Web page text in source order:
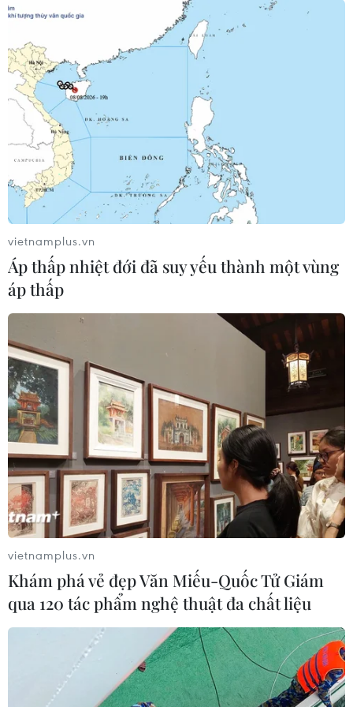
vietnamplus.vn
Áp thấp nhiệt đới đã suy yếu thành một vùng
áp thấp
vietnamplus.vn
Khám phá vẻ đẹp Văn Miếu-Quốc Tử Giám
qua 120 tác phẩm nghệ thuật đa chất liệu